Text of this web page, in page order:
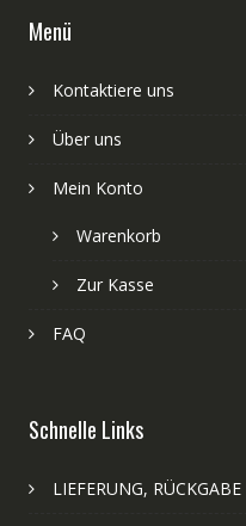
Menü
Kontaktiere uns
Über uns
Mein Konto
Warenkorb
Zur Kasse
FAQ
Schnelle Links
LIEFERUNG,